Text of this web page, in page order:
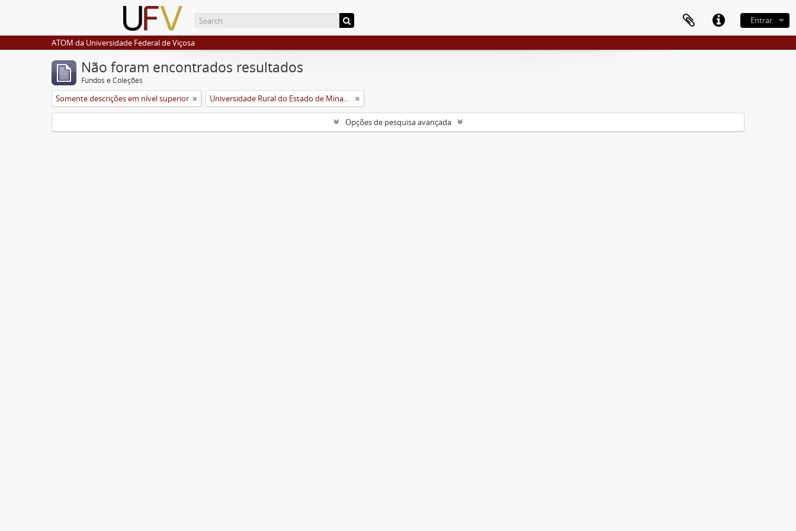
Entrar
ATOM da Universidade Federal de Viçosa
Não foram encontrados resultados
Fundos e Coleções
Somente descrições em nível superior Universidade Rural do Estado de Minas Gerais (Uremg)
Opções de pesquisa avançada